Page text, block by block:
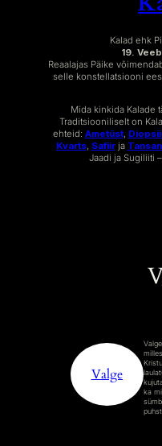
Kalad ehk
19.
Reaalajas Päike
selle konstellatsiooni
Mida kinkida Kalade
Traditsiooniliselt on
ehteid: Ametüst,
Kvarts, Safiirja
Jaadi ja Sugiliiti
Valge
ka